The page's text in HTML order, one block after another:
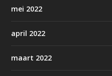
mei 2022
april 2022
maart 2022